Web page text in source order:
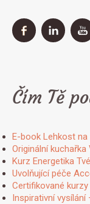
Čím Tě
E-book Lehkost na
Originální kuchařka
Kurz Energetika
Uvolňující péče
Certifikované
Inspirativní